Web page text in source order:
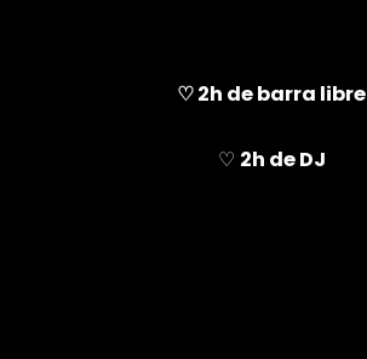
♡ 2h de barra libre
♡ 2h de DJ